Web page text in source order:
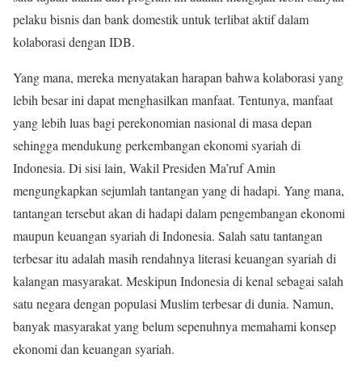
pelaku bisnis dan bank domestik untuk terlibat aktif dalam
kolaborasi dengan IDB.
Yang mana, mereka menyatakan harapan bahwa kolaborasi yang
lebih besar ini dapat menghasilkan manfaat. Tentunya, manfaat
yang lebih luas bagi perekonomian nasional di masa depan
sehingga mendukung perkembangan ekonomi syariah di
Indonesia. Di sisi lain, Wakil Presiden Ma’ruf Amin
mengungkapkan sejumlah tantangan yang di hadapi. Yang mana,
tantangan tersebut akan di hadapi dalam pengembangan ekonomi
maupun keuangan syariah di Indonesia. Salah satu tantangan
terbesar itu adalah masih rendahnya literasi keuangan syariah di
kalangan masyarakat. Meskipun Indonesia di kenal sebagai salah
satu negara dengan populasi Muslim terbesar di dunia. Namun,
banyak masyarakat yang belum sepenuhnya memahami konsep
ekonomi dan keuangan syariah.